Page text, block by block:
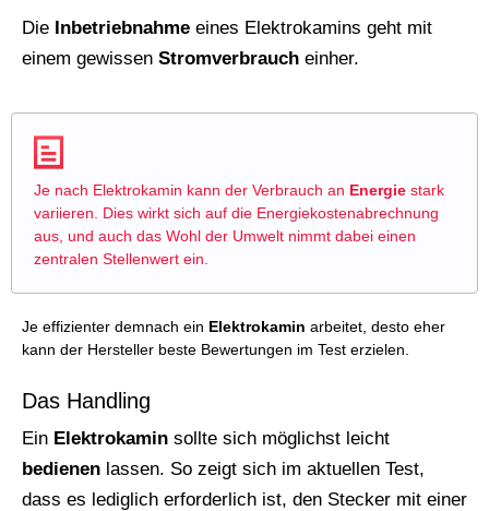
Die Inbetriebnahme eines Elektrokamins geht mit
einem gewissen Stromverbrauch einher.
Je nach Elektrokamin kann der Verbrauch an Energie stark
variieren. Dies wirkt sich auf die Energiekostenabrechnung
aus, und auch das Wohl der Umwelt nimmt dabei einen
zentralen Stellenwert ein.
Je effizienter demnach ein Elektrokamin arbeitet, desto eher
kann der Hersteller beste Bewertungen im Test erzielen.
Das Handling
Ein Elektrokamin sollte sich möglichst leicht
bedienen lassen. So zeigt sich im aktuellen Test,
dass es lediglich erforderlich ist, den Stecker mit einer